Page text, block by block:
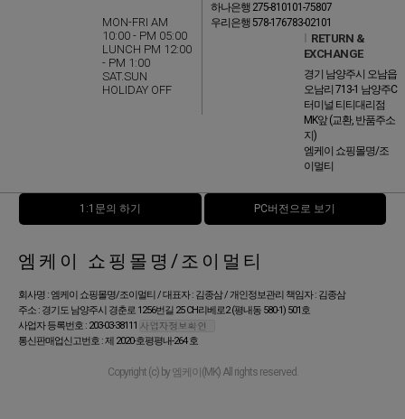
MON-FRI AM
10:00 - PM 05:00
LUNCH PM 12:00
- PM 1:00
SAT.SUN
HOLIDAY OFF
하나은행 275-810101-75807
우리은행 578-176783-02101
RETURN &
EXCHANGE
경기 남양주시 오남읍
오남리 713-1 남양주C
터미널 티티대리점
MK앞 (교환, 반품주소
지)
엠케이 쇼핑몰명/조
이멀티
1:1문의 하기 PC버전으로 보기
엠케이 쇼핑몰명/조이멀티
회사명 : 엠케이 쇼핑몰명/조이멀티 / 대표자 : 김종삼 / 개인정보관리 책임자 : 김종삼
주소 : 경기도 남양주시 경춘로 1256번길 25 CH리베로2 (평내동 580-1) 501호
사업자 등록번호 : 203-03-38111
통신판매업신고번호 : 제 2020-호평평내-264 호
Copyright (c) by 엠케이(MK) All rights reserved.